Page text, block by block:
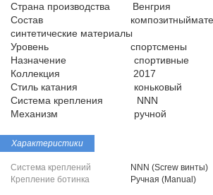
Страна производства Венгрия
Состав
синтетические материалы
Уровень спортсмены
Назначение спортивные
Коллекция 2017
Стиль катания коньковый
Система крепления NNN
Механизм ручной
Характеристики
Система креплений
NNN (Screw винты)
Крепление ботинка
Ручная (Manual)